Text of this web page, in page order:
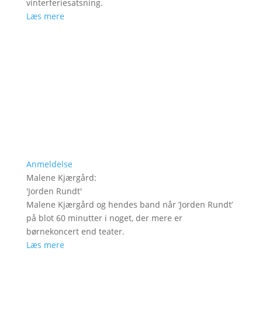
vinterferiesatsning.
Læs mere
Anmeldelse
Malene Kjærgård:
'Jorden Rundt'
Malene Kjærgård og hendes band når ’Jorden Rundt’
på blot 60 minutter i noget, der mere er
børnekoncert end teater.
Læs mere